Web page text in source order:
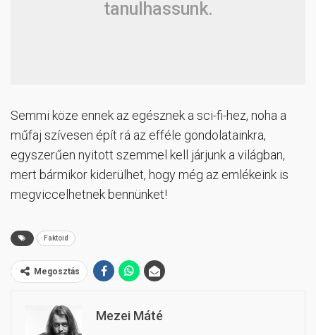
tanulhassunk.
Semmi köze ennek az egésznek a sci-fi-hez, noha a
műfaj szívesen épít rá az efféle gondolatainkra,
egyszerűen nyitott szemmel kell járjunk a világban,
mert bármikor kiderülhet, hogy még az emlékeink is
megviccelhetnek bennünket!
Faktoid
Megosztás
Mezei Máté